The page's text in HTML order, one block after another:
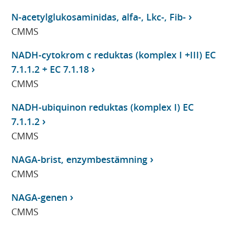
N-acetylglukosaminidas, alfa-, Lkc-, Fib-
CMMS
NADH-cytokrom c reduktas (komplex I +III) EC
7.1.1.2 + EC 7.1.18
CMMS
NADH-ubiquinon reduktas (komplex I) EC
7.1.1.2
CMMS
NAGA-brist, enzymbestämning
CMMS
NAGA-genen
CMMS